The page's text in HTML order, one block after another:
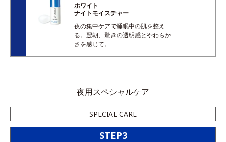
ホワイト
ナイトモイスチャー
夜の集中ケアで睡眠中の肌を整え
る。翌朝、驚きの透明感とやわらか
さを感じて。
夜用スペシャルケア
SPECIAL CARE
STEP3